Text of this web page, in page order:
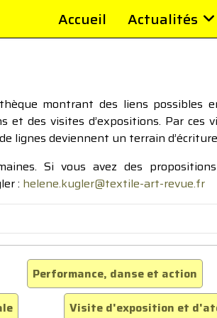
Accueil Actualités
montrant des liens
et des visites d’expositions. Par
lignes deviennent un terrain
Si vous avez des
: helene.kugler@textile-art-revue.fr
Performance, danse et action
Visite d'exposition et